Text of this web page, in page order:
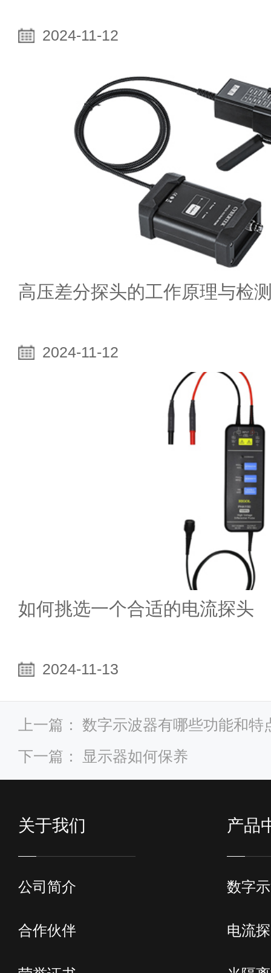
2024-11-12
高压差分探头的工作原理与检
2024-11-12
如何挑选一个合适的电流探头
2024-11-13
上一篇： 数字示波器有哪些功能和特
下一篇：
显示器如何保养
关于我们
公司简介
合作伙伴
产品
数字
电流